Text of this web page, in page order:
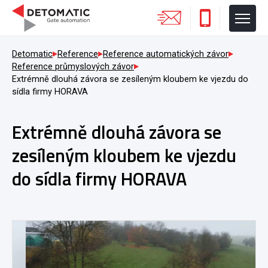
Detomatic Reference
Reference automatických závor
Reference průmyslových závor
Extrémně dlouhá závora se zesíleným kloubem ke vjezdu do
sídla firmy HORAVA
Extrémně dlouhá závora se
zesíleným kloubem ke vjezdu
do sídla firmy HORAVA